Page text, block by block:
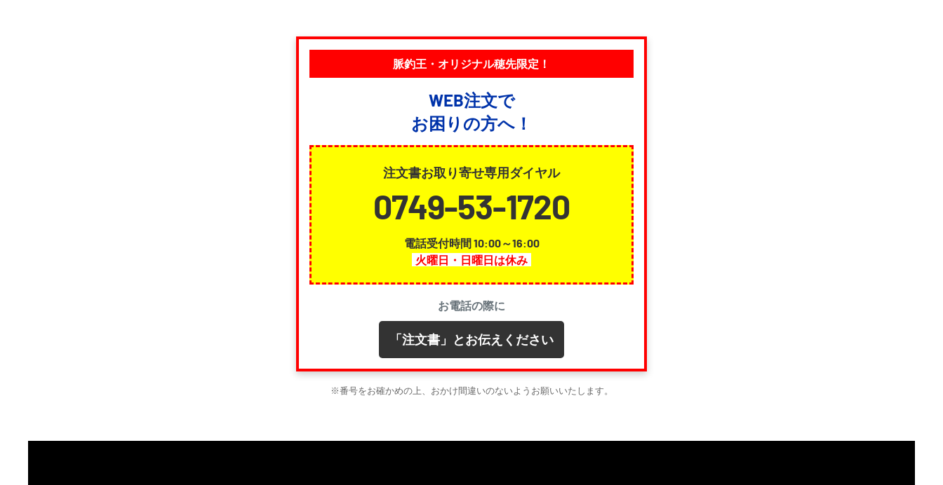
脈釣王・オリジナル穂先限定！
WEB注文で
お困りの方へ！
注文書お取り寄せ専用ダイヤル
0749-53-1720
電話受付時間 10:00～16:00
火曜日・日曜日は休み
お電話の際に
「注文書」とお伝えください
※番号をお確かめの上、おかけ間違いのないようお願いいたします。